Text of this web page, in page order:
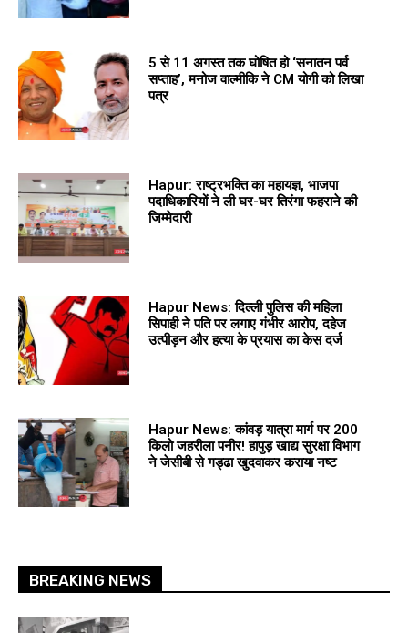
5 से 11 अगस्त तक घोषित हो ‘सनातन पर्व
सप्ताह’, मनोज वाल्मीकि ने CM योगी को लिखा
पत्र
Hapur: राष्ट्रभक्ति का महायज्ञ, भाजपा
पदाधिकारियों ने ली घर-घर तिरंगा फहराने की
जिम्मेदारी
Hapur News: दिल्ली पुलिस की महिला
सिपाही ने पति पर लगाए गंभीर आरोप, दहेज
उत्पीड़न और हत्या के प्रयास का केस दर्ज
Hapur News: कांवड़ यात्रा मार्ग पर 200
किलो जहरीला पनीर! हापुड़ खाद्य सुरक्षा विभाग
ने जेसीबी से गड्ढा खुदवाकर कराया नष्ट
BREAKING NEWS